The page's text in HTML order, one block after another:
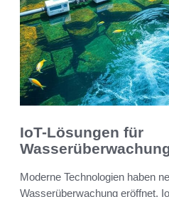
IoT-Lösungen für
Moderne Technologien haben
Wasserüberwachung eröffnet.